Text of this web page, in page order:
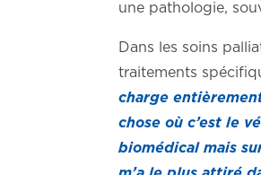
une pathologie,
Dans les soins
traitements
charge
chose où c’est le
biomédical mais